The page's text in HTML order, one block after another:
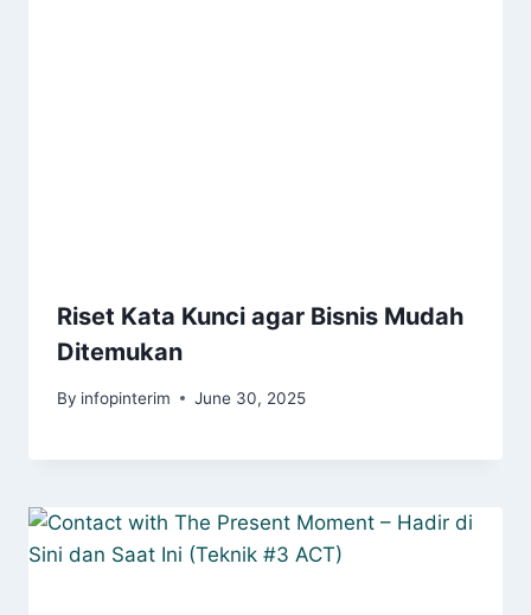
Riset Kata Kunci agar Bisnis Mudah
Ditemukan
By infopinterim June 30, 2025